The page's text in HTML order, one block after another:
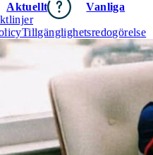
Aktuellt
Vanliga
Tillgänglighetsredogörelse